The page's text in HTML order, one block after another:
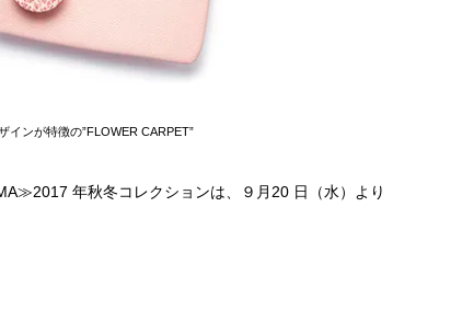
インが特徴の”FLOWER CARPET”
年秋冬コレクションは、９月20 日（水）より